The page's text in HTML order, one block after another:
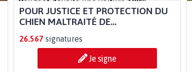
POUR JUSTICE ET PROTECTION DU
CHIEN MALTRAITÉ DE...
26.567 signatures
Je signe